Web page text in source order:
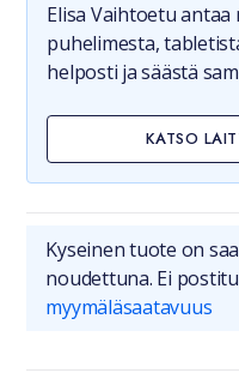
Elisa Vaihtoetu
puhelimesta,
helposti ja säästä
KATSO
Kyseinen tuote on
noudettuna. Ei
myymäläsaatavuus